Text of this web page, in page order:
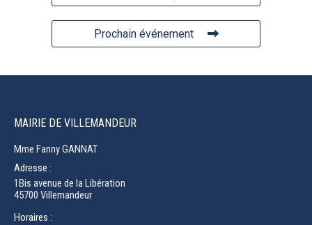
Prochain événement
MAIRIE DE VILLEMANDEUR
Mme Fanny GANNAT
Adresse :
1Bis avenue de la Libération
45700 Villemandeur
Horaires :